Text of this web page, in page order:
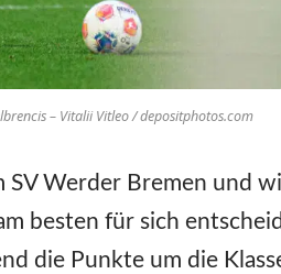
– Vitalii Vitleo / depositphotos.com
SV Werder Bremen und
besten für sich
die Punkte um die